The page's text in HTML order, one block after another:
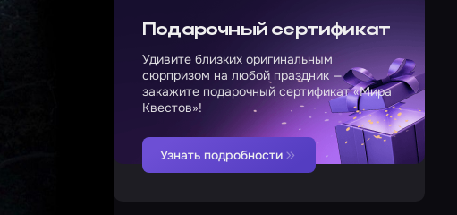
Подарочный сертификат
Удивите близких оригинальным
сюрпризом на любой праздник —
закажите подарочный сертификат «Мира
Квестов»!
Узнать подробности